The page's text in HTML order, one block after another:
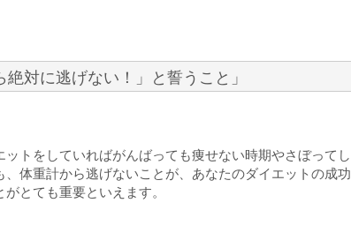
対に逃げない！」と誓うこと」
トをしていればがんばっても痩せない時期やさぼってし
体重計から逃げないことが、あなたのダイエットの成功
とても重要といえます。